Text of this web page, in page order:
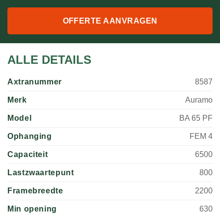
OFFERTE AANVRAGEN
ALLE DETAILS
Axtranummer 8587
Merk Auramo
Model BA 65 PF
Ophanging FEM 4
Capaciteit 6500
Lastzwaartepunt 800
Framebreedte 2200
Min opening 630